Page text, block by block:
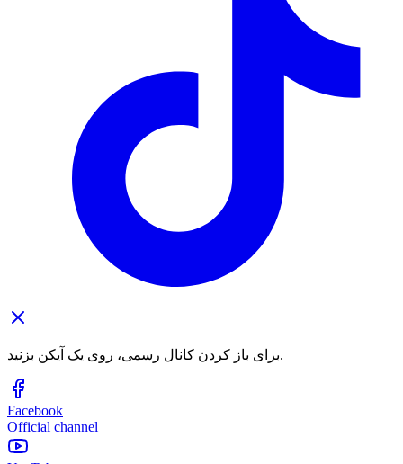
برای باز کردن کانال رسمی، روی یک آیکن بزنید.
Facebook
Official channel